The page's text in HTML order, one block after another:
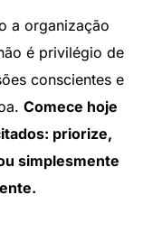
a organização
é privilégio de
conscientes e
Comece hoje
priorize,
simplesmente